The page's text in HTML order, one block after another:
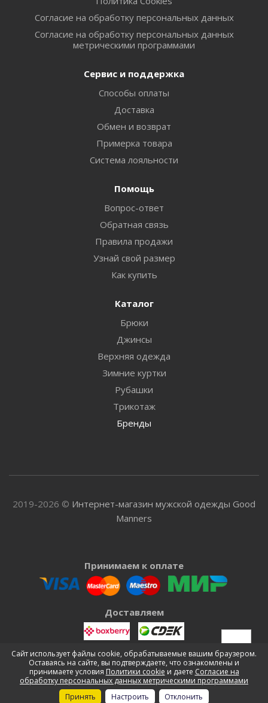
Согласие на обработку персональных данных
Согласие на обработку персональных данных
метрическими программами
Сервис и поддержка
Способы оплаты
Доставка
Обмен и возврат
Примерка товара
Система лояльности
Помощь
Вопрос-ответ
Обратная связь
Правила продажи
Узнай свой размер
Как купить
Каталог
Брюки
Джинсы
Верхняя одежда
Зимние куртки
Рубашки
Трикотаж
Бренды
2019-2026 © Интернет-магазин мужской одежды Good
Manners
Принимаем к оплате
Доставляем
Сайт использует файлы cookie, обрабатываемые вашим браузером.
Оставаясь на сайте, вы подтверждаете, что ознакомлены и
принимаете условия Политики cookie и даете Согласие на
обработку персональных данных метрическими программами
Принять
Настроить Отклонить